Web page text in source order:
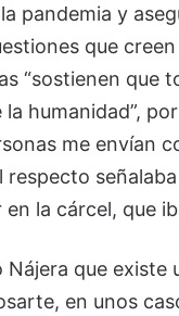
pandemia y
que
“sostienen que
la humanidad”,
me envían
respecto
en la cárcel, que
Nájera que
en unos